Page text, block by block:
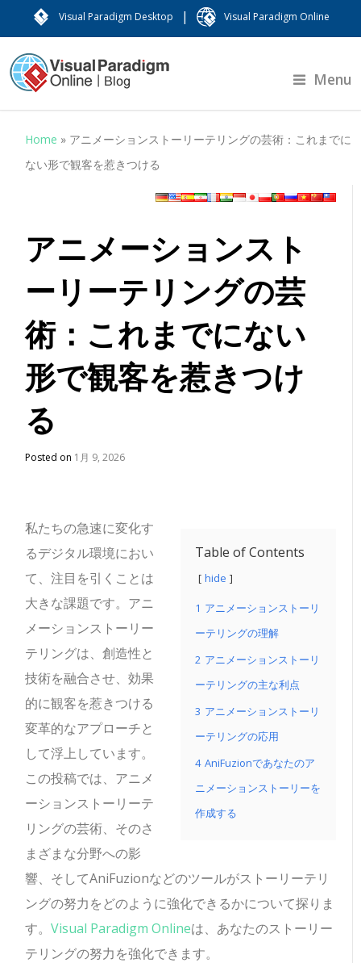
Visual Paradigm Desktop | Visual Paradigm Online
Menu
Home » アニメーションストーリーテリングの芸術：これまでに
ない形で観客を惹きつける
アニメーションスト
ーリーテリングの芸
術：これまでにない
形で観客を惹きつけ
る
Posted on 1月 9, 2026
Table of Contents
hide
1 アニメーションストーリ
ーテリングの理解
2 アニメーションストーリ
ーテリングの主な利点
3 アニメーションストーリ
ーテリングの応用
4 AniFuzionであなたのア
ニメーションストーリーを
作成する
私たちの急速に変化す
るデジタル環境におい
て、注目を引くことは
大きな課題です。アニ
メーションストーリー
テリングは、創造性と
技術を融合させ、効果
的に観客を惹きつける
変革的なアプローチと
して浮上しています。
この投稿では、アニメ
ーションストーリーテ
リングの芸術、そのさ
まざまな分野への影
響、そしてAniFuzionなどのツールがストーリーテリ
ングの努力をどのように強化できるかについて探りま
す。Visual Paradigm Onlineは、あなたのストーリー
テリングの努力を強化できます。